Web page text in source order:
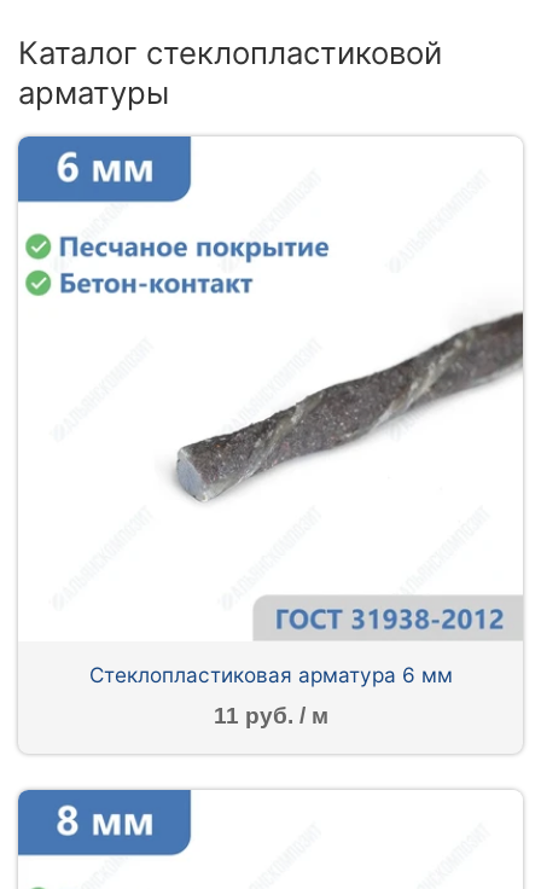
Каталог стеклопластиковой
арматуры
Стеклопластиковая арматура 6 мм
11 руб. / м